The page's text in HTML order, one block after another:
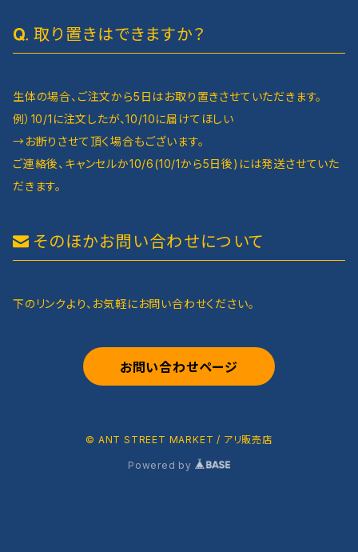
取り置きはできますか？
生体の場合、ご注文から5日はお取り置きさせていただきます。
例）10/1に注文したが、10/10に届けてほしい
→お断りさせて頂く場合もございます。
ご連絡後、キャンセルか10/6(10/1から5日後)には発送させていた
だきます。
そのほかお問い合わせについて
下のリンクより、お気軽にお問い合わせください。
お問い合わせページ
© ANT STREET MARKET / アリ販売店
Powered by